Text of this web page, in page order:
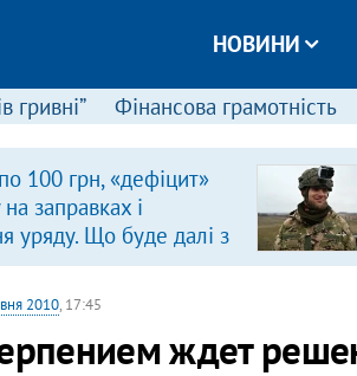
НОВИНИ
гривні” Фінансова грамотність
100 грн, «дефіцит»
заправках і
уряду. Що буде далі з
пальне?
2010, 17:45
ждет